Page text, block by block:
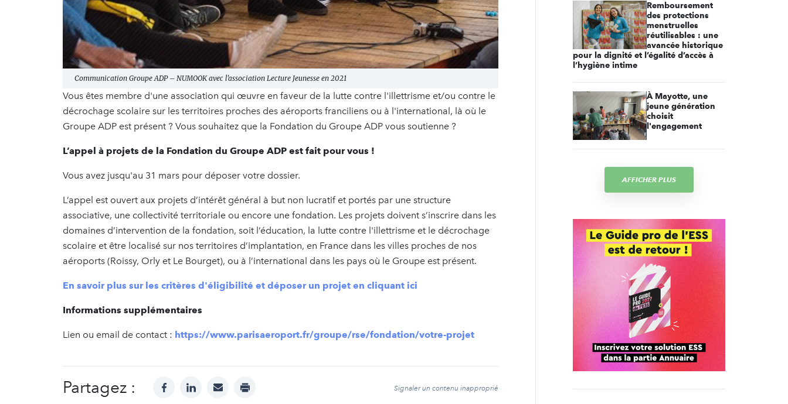
Communication Groupe ADP – NUMOOK avec l'association Lecture Jeunesse en 2021
Vous êtes membre d'une association qui œuvre en faveur de la lutte contre l'illettrisme et/ou contre le
décrochage scolaire sur les territoires proches des aéroports franciliens ou à l'international, là où le
Groupe ADP est présent ? Vous souhaitez que la Fondation du Groupe ADP vous soutienne ?
L’appel à projets de la Fondation du Groupe ADP est fait pour vous !
Vous avez jusqu'au 31 mars pour déposer votre dossier.
L’appel est ouvert aux projets d’intérêt général à but non lucratif et portés par une structure
associative, une collectivité territoriale ou encore une fondation. Les projets doivent s’inscrire dans les
domaines d’intervention de la fondation, soit l’éducation, la lutte contre l'illettrisme et le décrochage
scolaire et être localisé sur nos territoires d’implantation, en France dans les villes proches de nos
aéroports (Roissy, Orly et Le Bourget), ou à l’international dans les pays où le Groupe est présent.
En savoir plus sur les critères d'éligibilité et déposer un projet en cliquant ici
Informations supplémentaires
Lien ou email de contact : https://www.parisaeroport.fr/groupe/rse/fondation/votre-projet
Partagez : facebooklinkedinmail print Signaler un contenu inapproprié
Remboursement
des protections
menstruelles
réutilisables : une
avancée historique
pour la dignité et l’égalité d’accès à
l’hygiène intime
À Mayotte, une
jeune génération
choisit
l'engagement
AFFICHER PLUS